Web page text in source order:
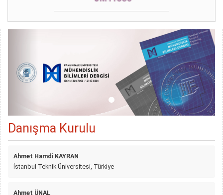
Danışma Kurulu
Ahmet Hamdi KAYRAN
İstanbul Teknik Üniversitesi, Türkiye
Ahmet ÜNAL